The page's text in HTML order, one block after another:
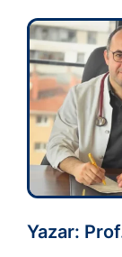
Yazar: